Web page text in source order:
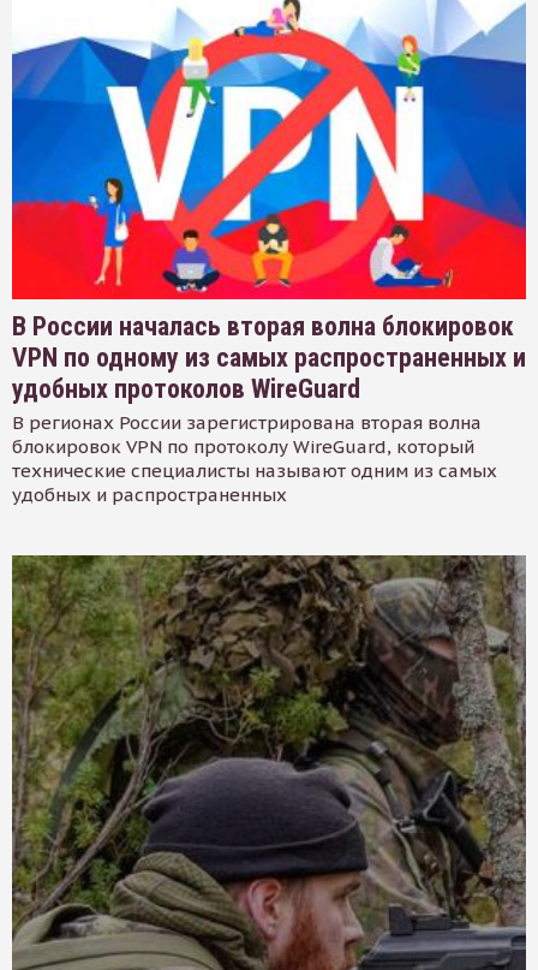
В России началась вторая волна блокировок
VPN по одному из самых распространенных и
удобных протоколов WireGuard
В регионах России зарегистрирована вторая волна
блокировок VPN по протоколу WireGuard, который
технические специалисты называют одним из самых
удобных и распространенных